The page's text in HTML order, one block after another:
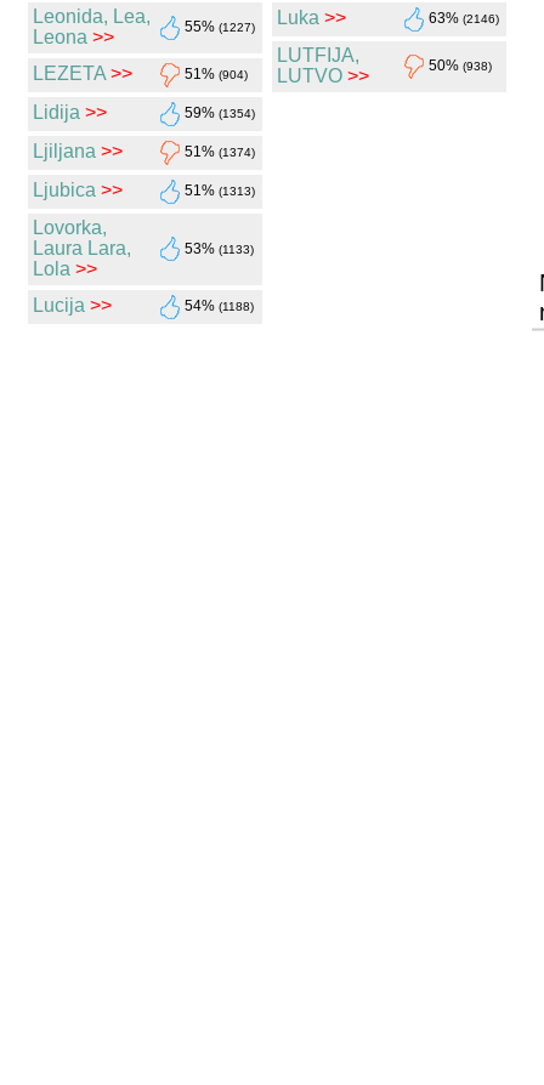
Leonida, Lea,
Leona >> 55% (1227)
LEZETA >> 51% (904)
Lidija >> 59% (1354)
Ljiljana >> 51% (1374)
Ljubica >> 51% (1313)
Lovorka,
Laura Lara,
Lola >>
53% (1133)
Lucija >> 54% (1188)
Luka >> 63% (2146)
LUTFIJA,
LUTVO >> 50% (938)